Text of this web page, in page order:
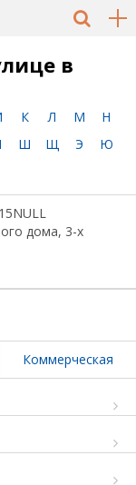
в
К Л М
Н
Ш Щ Э
Ю
дома, 3-х
Коммерческая